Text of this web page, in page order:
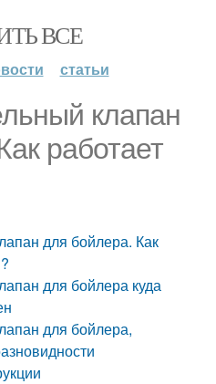
ВСЕ
статьи
клапан
работает
для бойлера. Как
для бойлера куда
для бойлера,